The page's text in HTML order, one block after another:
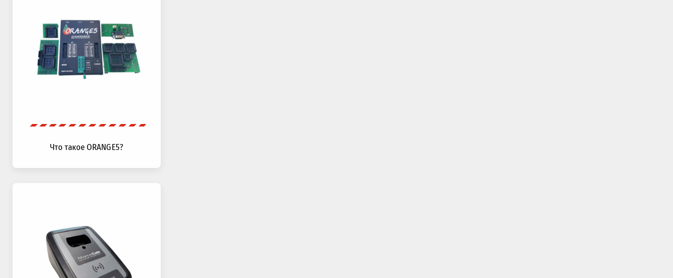
Что такое ORANGE5?